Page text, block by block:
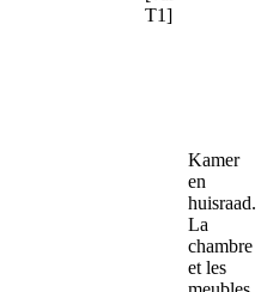
T1]
Kamer
en
huisraad.
La
chambre
et les